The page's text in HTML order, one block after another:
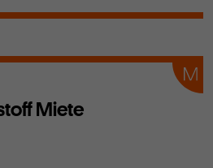
Miete